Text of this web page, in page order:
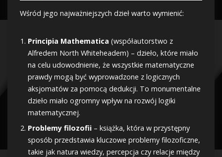
Wśród jego najważniejszych dzieł warto wymienić:
Principia Mathematica (współautorstwo z
Alfredem North Whiteheadem) – dzieło, które miało
na celu udowodnienie, że wszystkie matematyczne
prawdy mogą być wyprowadzone z logicznych
aksjomatów za pomocą dedukcji. To monumentalne
dzieło miało ogromny wpływ na rozwój logiki
matematycznej.
Problemy filozofii – książka, która w przystępny
sposób przedstawia kluczowe problemy filozoficzne,
takie jak natura wiedzy, percepcja czy relacje między